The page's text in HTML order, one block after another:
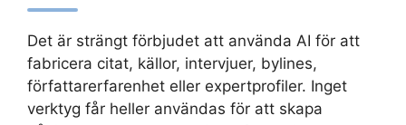
Det är strängt förbjudet att använda AI för att
fabricera citat, källor, intervjuer, bylines,
författarerfarenhet eller expertprofiler. Inget
verktyg får heller användas för att skapa